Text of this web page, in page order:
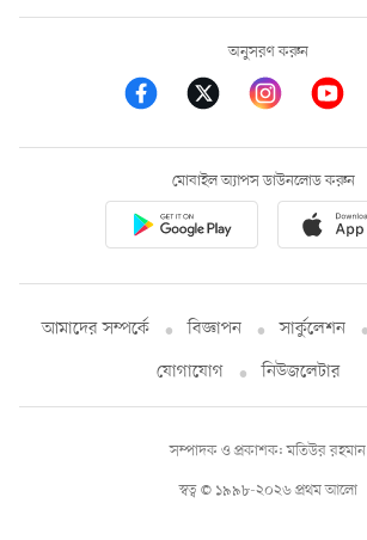
অনুসরণ করুন
মোবাইল অ্যাপস ডাউনলোড করুন
আমাদের সম্পর্কে বিজ্ঞাপন সার্কুলেশন
যোগাযোগ
নিউজলেটার
স্বত্ব © ১৯৯৮-২০২৬ প্রথম আলো
সম্পাদক ও প্রকাশক: মতিউর রহমান